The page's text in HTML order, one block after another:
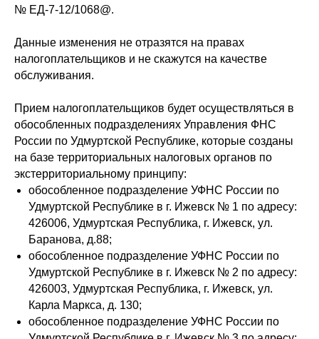
№ ЕД-7-12/1068@.
Данные изменения не отразятся на правах
налогоплательщиков и не скажутся на качестве
обслуживания.
Прием налогоплательщиков будет осуществляться в
обособленных подразделениях Управления ФНС
России по Удмуртской Республике, которые созданы
на базе территориальных налоговых органов по
экстерриториальному принципу:
обособленное подразделение УФНС России по
Удмуртской Республике в г. Ижевск № 1 по адресу:
426006, Удмуртская Республика, г. Ижевск, ул.
Баранова, д.88;
обособленное подразделение УФНС России по
Удмуртской Республике в г. Ижевск № 2 по адресу:
426003, Удмуртская Республика, г. Ижевск, ул.
Карла Маркса, д. 130;
обособленное подразделение УФНС России по